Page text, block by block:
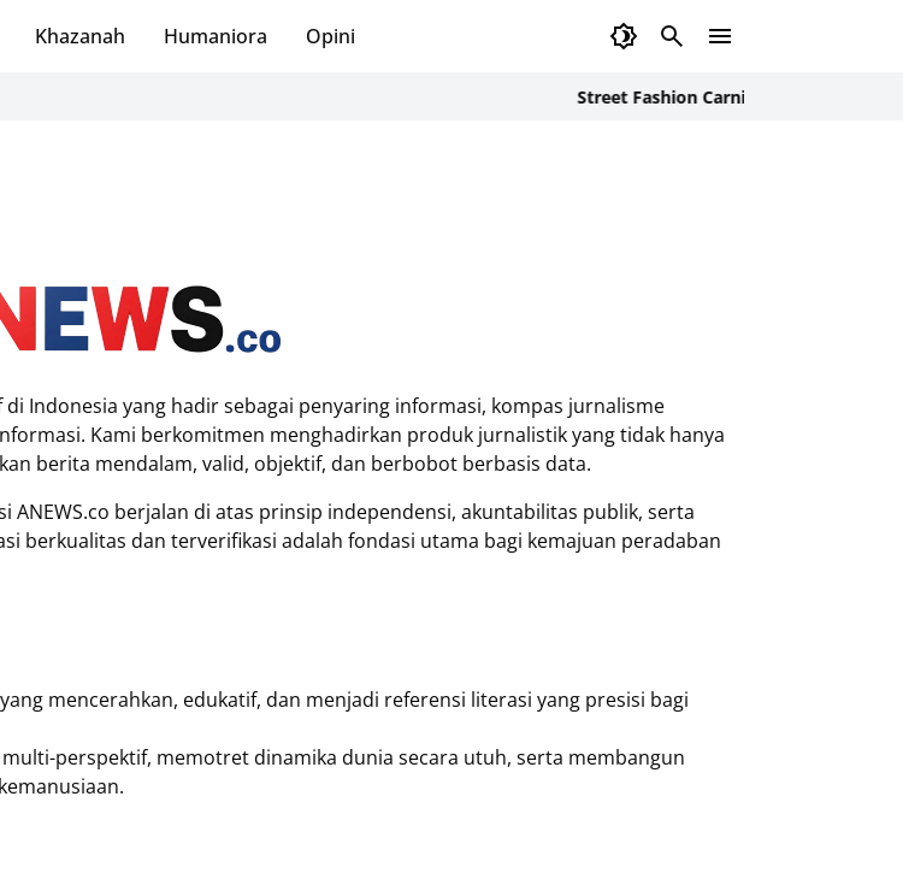
Khazanah Humaniora Opini
Street Fashion Carnival 2026: Inovasi
Indonesia yang hadir sebagai penyaring informasi, kompas jurnalisme
Kami berkomitmen menghadirkan produk jurnalistik yang tidak hanya
berita mendalam, valid, objektif, dan berbobot berbasis data.
berjalan di atas prinsip independensi, akuntabilitas publik, serta
berkualitas dan terverifikasi adalah fondasi utama bagi kemajuan peradaban
mencerahkan, edukatif, dan menjadi referensi literasi yang presisi bagi
perspektif, memotret dinamika dunia secara utuh, serta membangun